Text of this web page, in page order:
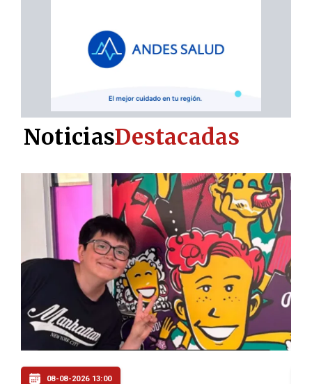
08-08-2026 12:00
NoticiasDestacadas